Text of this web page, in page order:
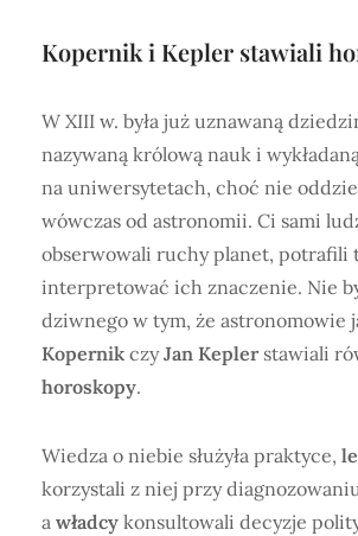
Kopernik i Kepler stawiali
W XIII w. była już uznawaną
nazywaną królową nauk i
na uniwersytetach, choć nie
wówczas od astronomii. Ci sami
obserwowali ruchy planet, potrafili
interpretować ich znaczenie. Nie
dziwnego w tym, że astronomowie
Kopernik czyJan Kepler stawiali
horoskopy.
Wiedza o niebie służyła praktyce,
korzystali z niej przy
a władcy konsultowali decyzje